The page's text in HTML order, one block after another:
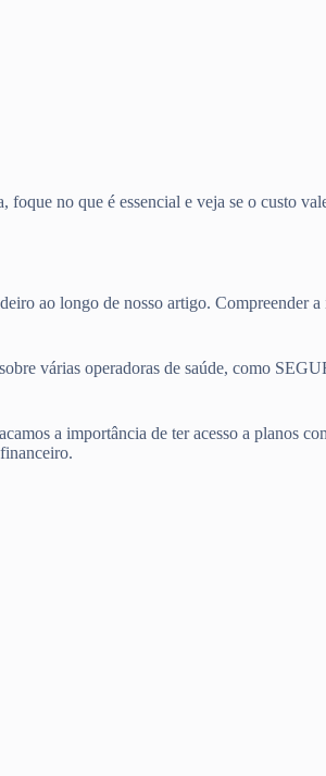
foque no que é essencial e veja se o custo
ao longo de nosso artigo. Compreender
sobre várias operadoras de saúde, como
a importância de ter acesso a planos